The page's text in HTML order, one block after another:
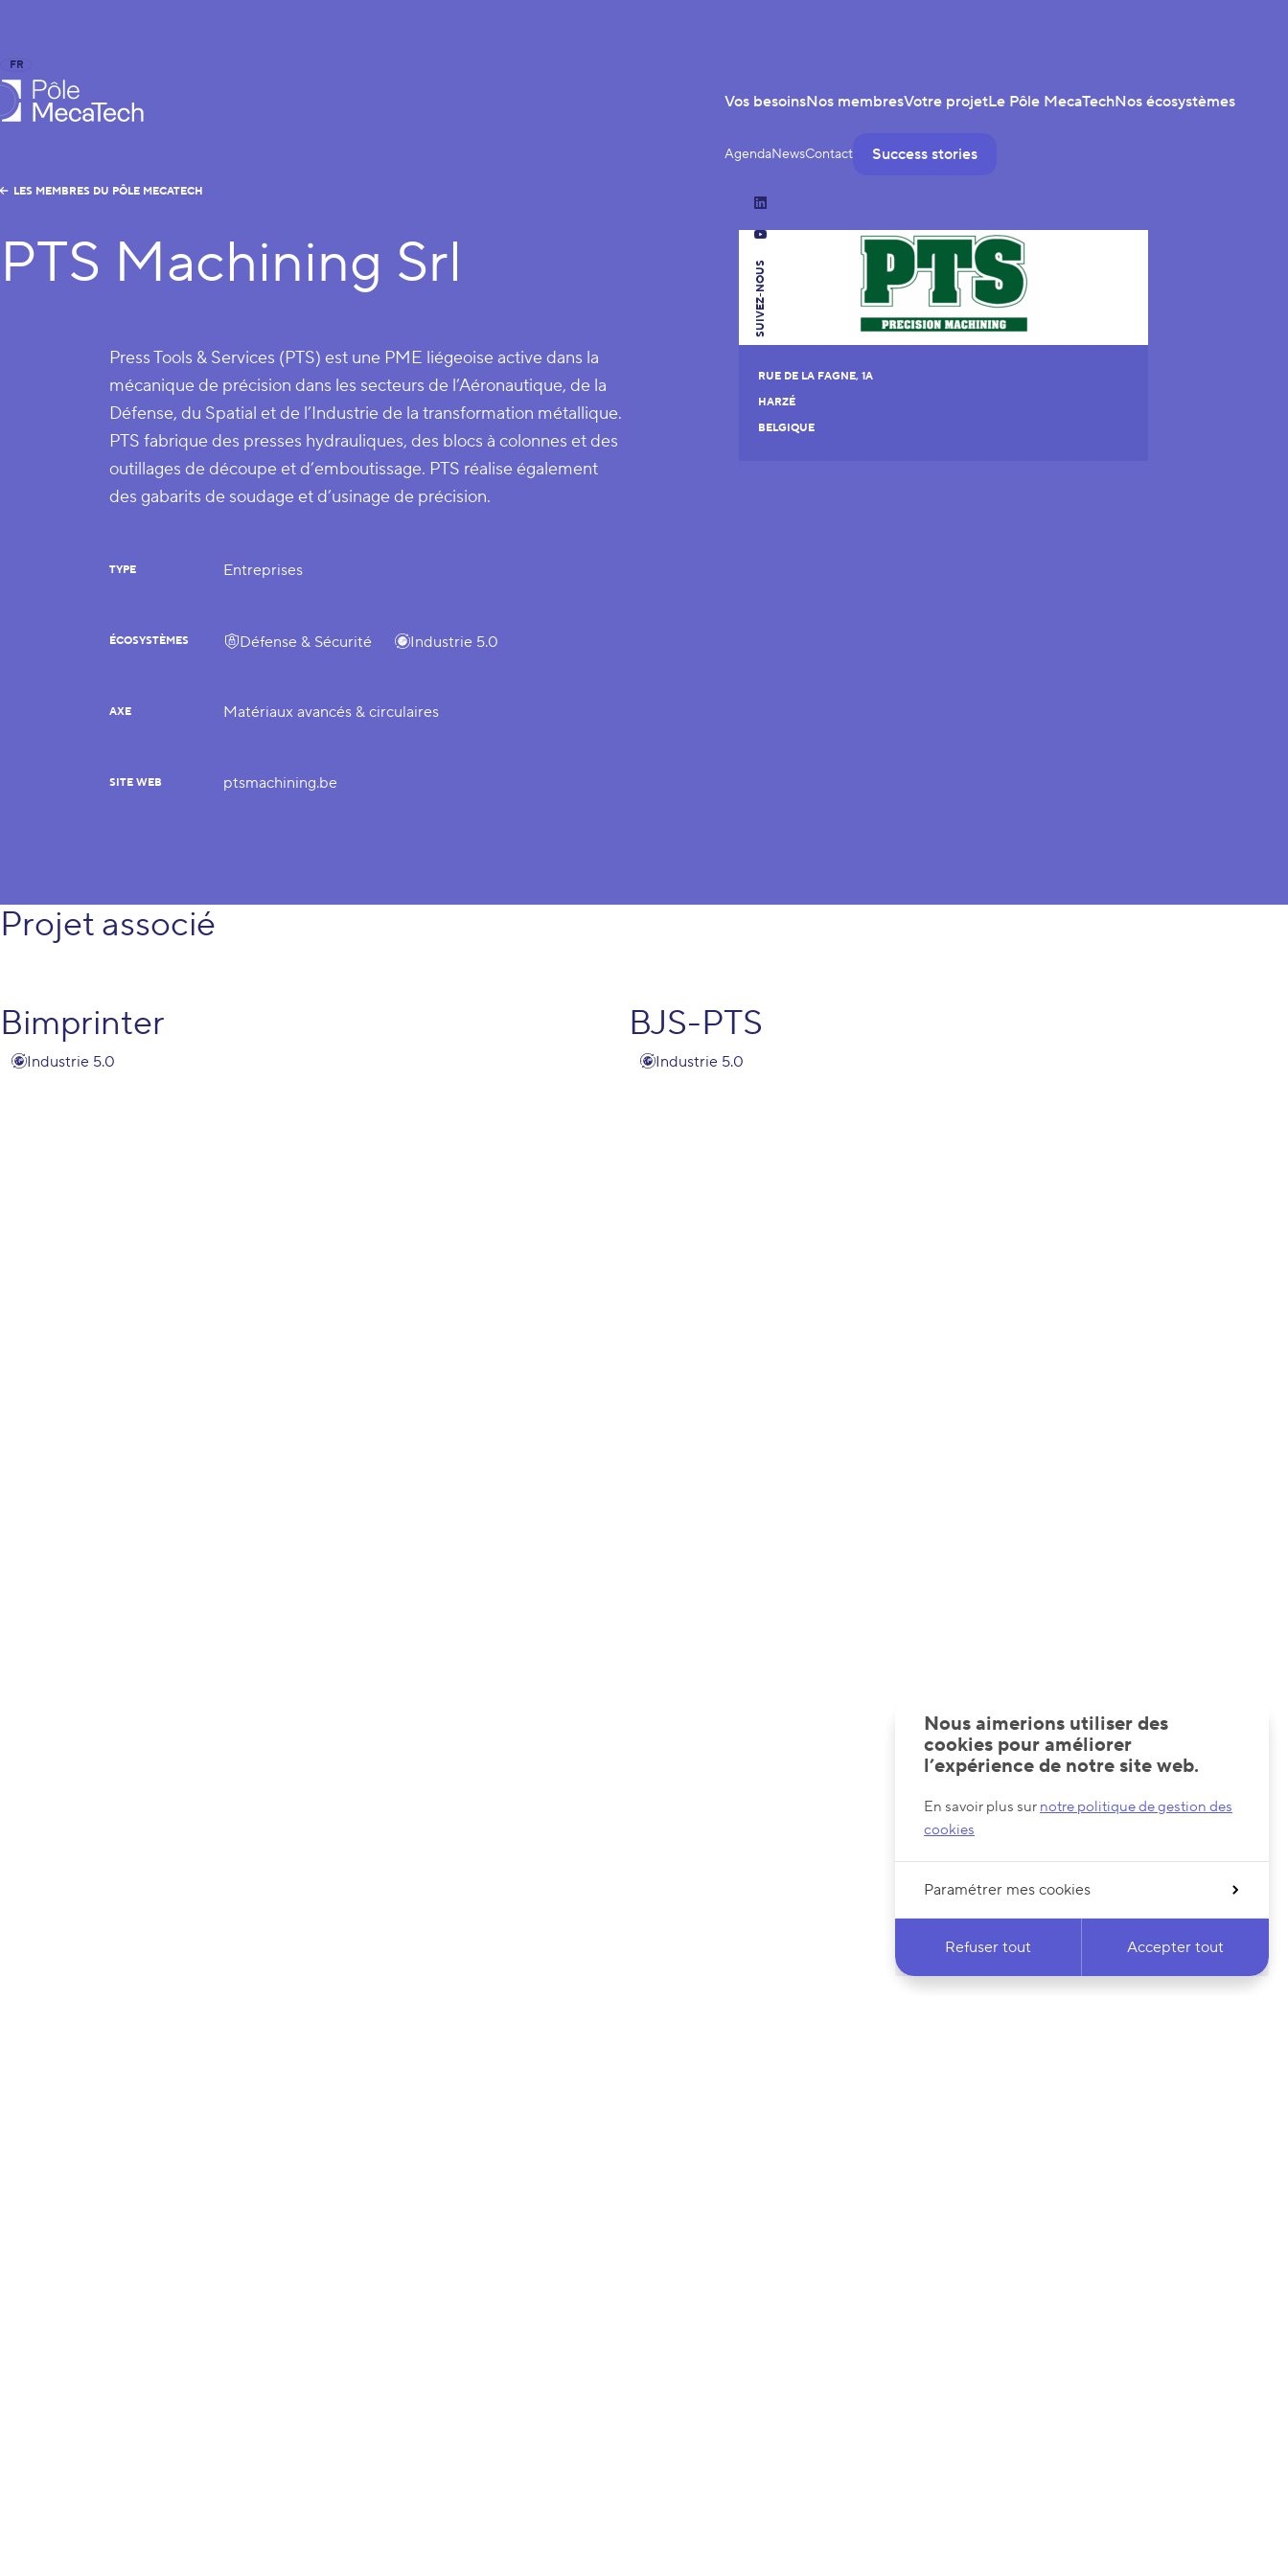
MecaTech Vos besoinsNos membresVotre projetLe Pôle MecaTechNos écosystèmes
AgendaNewsContact Success stories
SUIVEZ-NOUS
LinkedIn
FR
EN
LES MEMBRES DU PÔLE MECATECH
PTS Machining Srl
Press Tools & Services (PTS) est une PME liégeoise active dans la
mécanique de précision dans les secteurs de l’Aéronautique, de la
Défense, du Spatial et de l’Industrie de la transformation métallique.
PTS fabrique des presses hydrauliques, des blocs à colonnes et des
outillages de découpe et d’emboutissage. PTS réalise également
des gabarits de soudage et d’usinage de précision.
TYPE Entreprises
ÉCOSYSTÈMES Défense & Sécurité Industrie 5.0
AXE Matériaux avancés & circulaires
SITE WEB ptsmachining.be
RUE DE LA FAGNE, 1A
HARZÉ
BELGIQUE
Projet associé
Bimprinter
Industrie 5.0
BJS-PTS
Industrie 5.0
Nous aimerions utiliser des
cookies pour améliorer
l’expérience de notre site web.
En savoir plus sur notre politique de gestion des
cookies
Paramétrer mes cookies
Refuser tout Accepter tout